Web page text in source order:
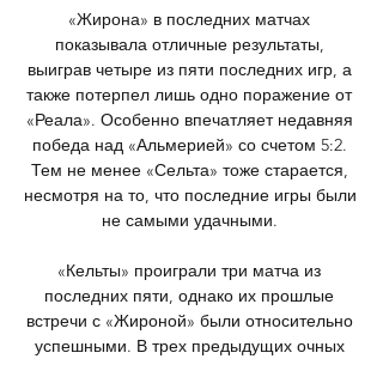
«Жирона» в последних матчах
показывала отличные результаты,
выиграв четыре из пяти последних игр, а
также потерпел лишь одно поражение от
«Реала». Особенно впечатляет недавняя
победа над «Альмерией» со счетом 5:2.
Тем не менее «Сельта» тоже старается,
несмотря на то, что последние игры были
не самыми удачными.
«Кельты» проиграли три матча из
последних пяти, однако их прошлые
встречи с «Жироной» были относительно
успешными. В трех предыдущих очных